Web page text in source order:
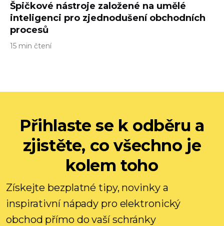
Špičkové nástroje založené na umělé
inteligenci pro zjednodušení obchodních
procesů
15 min čtení
Přihlaste se k odběru a
zjistěte, co všechno je
kolem toho
Získejte bezplatné tipy, novinky a
inspirativní nápady pro elektronický
obchod přímo do vaší schránky